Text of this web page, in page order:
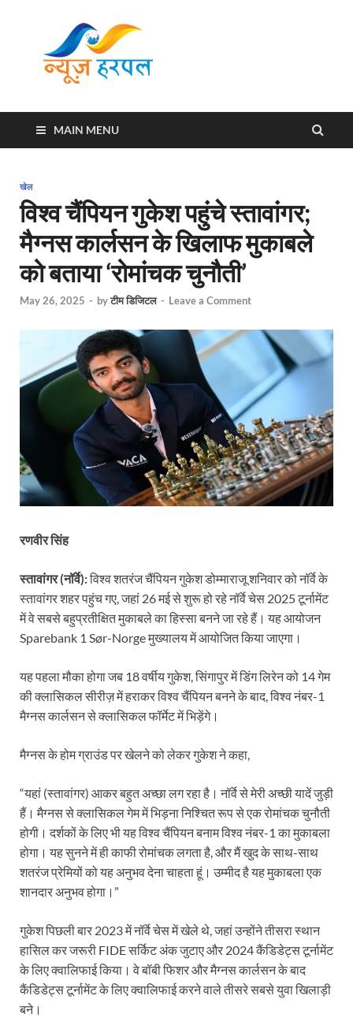
MAIN MENU
खेल
विश्व चैंपियन गुकेश पहुंचे स्तावांगर;
मैग्नस कार्लसन के खिलाफ मुकाबले
को बताया ‘रोमांचक चुनौती’
May 26, 2025 - byटीम डिजिटल - Leave a Comment
रणवीर सिंह
स्तावांगर (नॉर्वे):विश्व शतरंज चैंपियन गुकेश डोम्माराजू शनिवार को नॉर्वे के
स्तावांगर शहर पहुंच गए, जहां 26 मई से शुरू हो रहे नॉर्वे चेस 2025 टूर्नामेंट
में वे सबसे बहुप्रतीक्षित मुकाबले का हिस्सा बनने जा रहे हैं। यह आयोजन
Sparebank 1 Sør-Norge मुख्यालय में आयोजित किया जाएगा।
यह पहला मौका होगा जब 18 वर्षीय गुकेश, सिंगापुर में डिंग लिरेन को 14 गेम
की क्लासिकल सीरीज़ में हराकर विश्व चैंपियन बनने के बाद, विश्व नंबर-1
मैग्नस कार्लसन से क्लासिकल फॉर्मेट में भिड़ेंगे।
मैग्नस के होम ग्राउंड पर खेलने को लेकर गुकेश ने कहा,
“यहां (स्तावांगर) आकर बहुत अच्छा लग रहा है। नॉर्वे से मेरी अच्छी यादें जुड़ी
हैं। मैग्नस से क्लासिकल गेम में भिड़ना निश्चित रूप से एक रोमांचक चुनौती
होगी। दर्शकों के लिए भी यह विश्व चैंपियन बनाम विश्व नंबर-1 का मुकाबला
होगा। यह सुनने में ही काफी रोमांचक लगता है, और मैं खुद के साथ-साथ
शतरंज प्रेमियों को यह अनुभव देना चाहता हूं। उम्मीद है यह मुकाबला एक
शानदार अनुभव होगा।”
गुकेश पिछली बार 2023 में नॉर्वे चेस में खेले थे, जहां उन्होंने तीसरा स्थान
हासिल कर जरूरी FIDE सर्किट अंक जुटाए और 2024 कैंडिडेट्स टूर्नामेंट
के लिए क्वालिफाई किया। वे बॉबी फिशर और मैग्नस कार्लसन के बाद
कैंडिडेट्स टूर्नामेंट के लिए क्वालिफाई करने वाले तीसरे सबसे युवा खिलाड़ी
बने।